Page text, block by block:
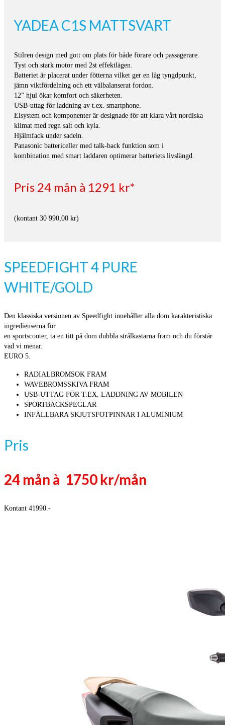
YADEA C1S MATTSVART
Stilren design med gott om plats för både förare och passagerare.
Tyst och stark motor med 2st effektlägen.
Batteriet är placerat under fötterna vilket ger en låg tyngdpunkt,
jämn viktfördelning och ett välbalanserat fordon.
12” hjul ökar komfort och säkerheten.
USB-uttag för laddning av t.ex. smartphone.
Elsystem och komponenter är designade för att klara vårt nordiska
klimat med regn salt och kyla.
Hjälmfack under sadeln.
Panasonic battericeller med talk-back funktion som i
kombination med smart laddaren optimerar batteriets livslängd.
Pris 24 mån à 1291 kr*
(kontant 30 990,00 kr)
SPEEDFIGHT 4 PURE
WHITE/GOLD
Den klassiska versionen av Speedfight innehåller alla dom karakteristiska
ingredienserna för
en sportscooter, ta en titt på dom dubbla strålkastarna fram och du förstår
vad vi menar.
EURO 5.
RADIALBROMSOK FRAM
WAVEBROMSSKIVA FRAM
USB-UTTAG FÖR T.EX. LADDNING AV MOBILEN
SPORTBACKSPEGLAR
INFÄLLBARA SKJUTSFOTPINNAR I ALUMINIUM
Pris
24 mån à 1750 kr/mån
Kontant 41990.-